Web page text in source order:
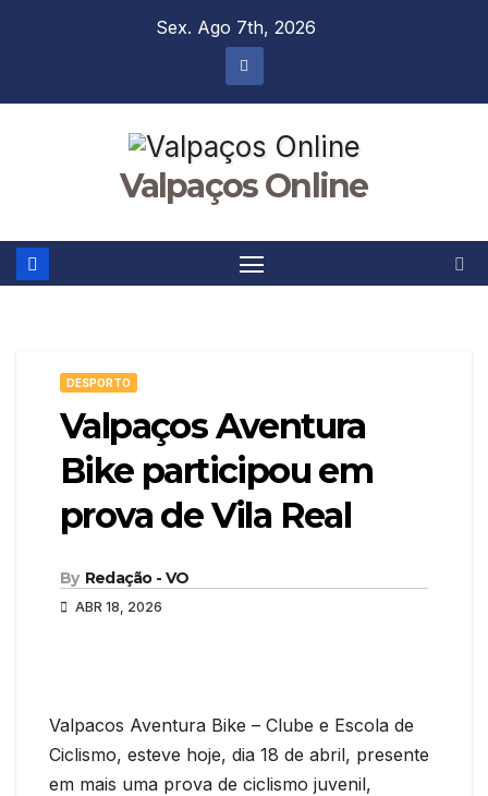
Sex. Ago 7th, 2026
Valpaços Online
DESPORTO
Valpaços Aventura
Bike participou em
prova de Vila Real
By Redação - VO
ABR 18, 2026
Valpacos Aventura Bike – Clube e Escola de
Ciclismo, esteve hoje, dia 18 de abril, presente
em mais uma prova de ciclismo juvenil,